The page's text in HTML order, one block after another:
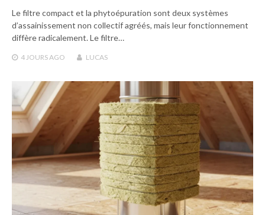
Le filtre compact et la phytoépuration sont deux systèmes
d’assainissement non collectif agréés, mais leur fonctionnement
diffère radicalement. Le filtre…
4 JOURS AGO LUCAS